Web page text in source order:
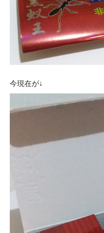
今現在が↓